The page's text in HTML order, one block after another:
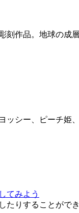
刻作品。地球の成
ッシー、ピーチ姫
てみよう
たりすることがで